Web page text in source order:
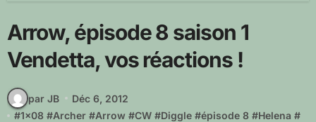
Arrow, épisode 8 saison 1
Vendetta, vos réactions !
par JB
Déc 6, 2012
#1x08 #Archer #Arrow #CW #Diggle #épisode 8 #Helena #